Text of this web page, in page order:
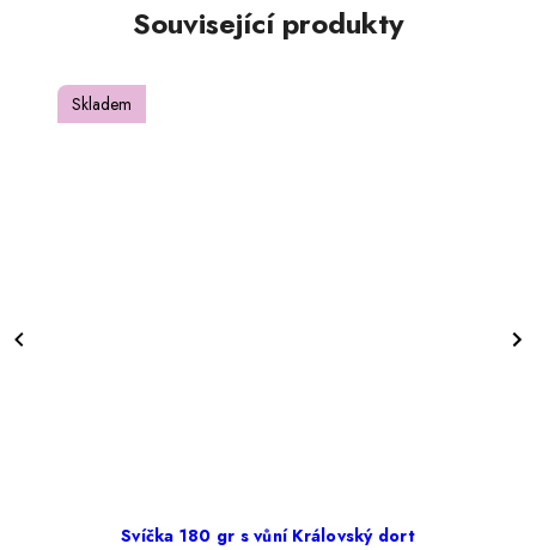
Související produkty
Skladem
Svíčka 180 gr s vůní Královský dort